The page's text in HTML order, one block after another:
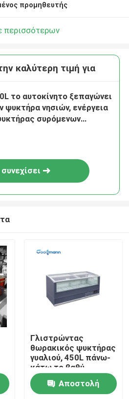
προμηθευτής
περισσότερων
καλύτερη τιμή για
το αυτοκίνητο ξεπαγώνει
ψυκτήρα νησιών, ενέργεια
συρόμενων
Γλιστρώντας
θωρακικός ψυκτήρας
γυαλιού, 450L πάνω-
κάτω το βαθύ
ψυκτήρα νησιών
Αποστολή